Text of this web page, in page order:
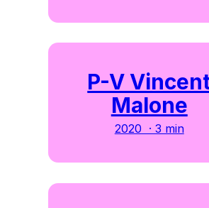
P-V
Malone
2020 · 3 min